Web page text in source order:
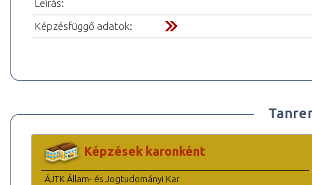
Leírás:
Képzésfüggő adatok:
Képzések karonként
ÁJTK Állam- és Jogtudományi Kar